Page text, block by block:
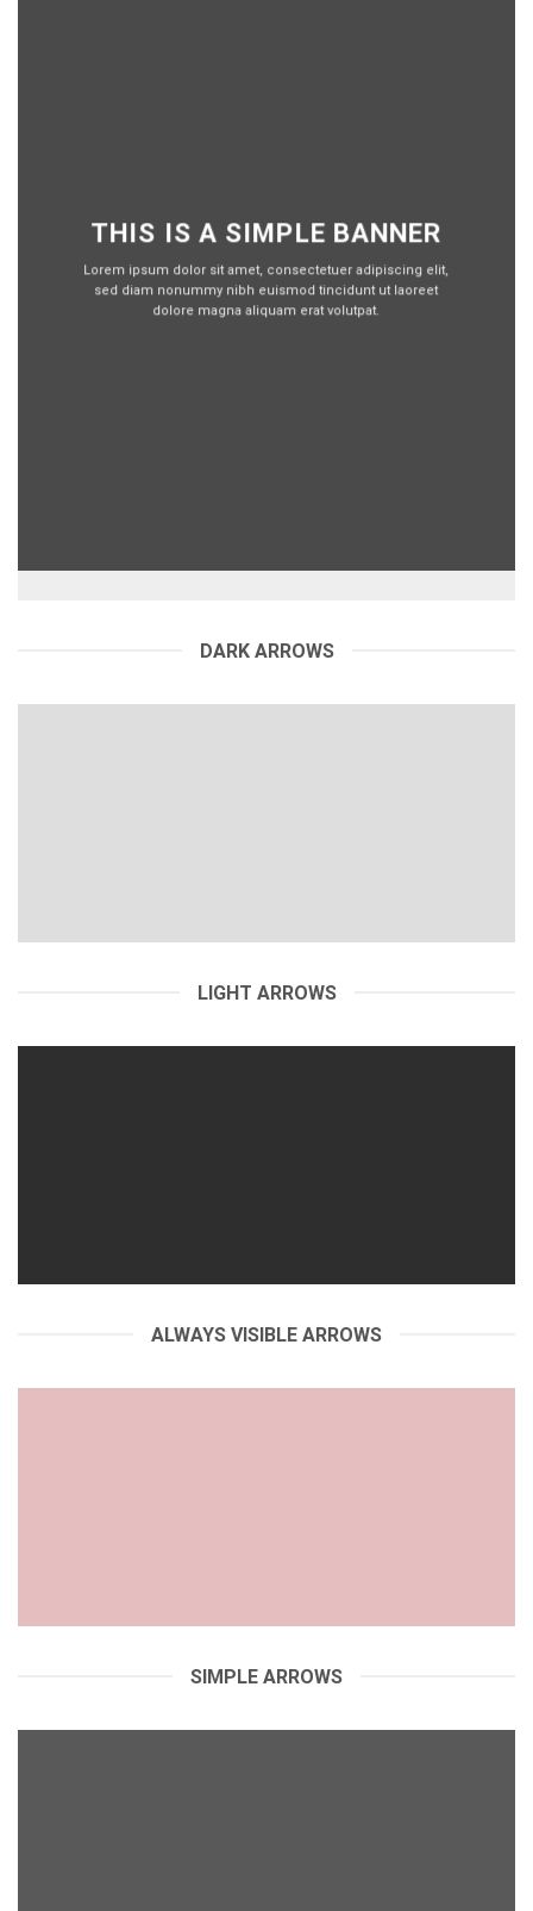
THIS IS A SIMPLE BANNER
Lorem ipsum dolor sit amet, consectetuer adipiscing elit,
sed diam nonummy nibh euismod tincidunt ut laoreet
dolore magna aliquam erat volutpat.
DARK ARROWS
LIGHT ARROWS
ALWAYS VISIBLE ARROWS
SIMPLE ARROWS